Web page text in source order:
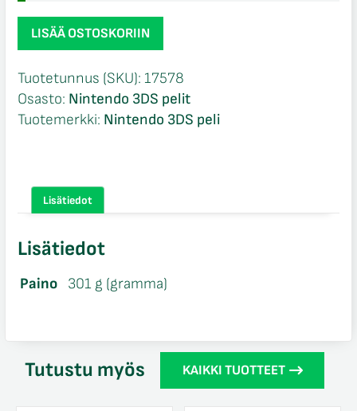
Cocoto
Alien
Breaker
keräilypakkaus
NIB
määrä
LISÄÄ OSTOSKORIIN
Tuotetunnus (SKU): 17578
Osasto: Nintendo 3DS pelit
Tuotemerkki: Nintendo 3DS peli
Lisätiedot
Lisätiedot
Paino 301 g (gramma)
Tutustu myös KAIKKI TUOTTEET